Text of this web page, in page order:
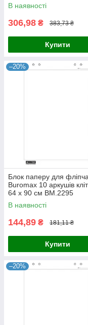
В наявності
306,98 ₴ 383,73 ₴
Купити
–20%
Блок паперу для
Buromax 10 аркушів
64 х 90 см BM.2295
В наявності
144,89 ₴ 181,11 ₴
Купити
–20%